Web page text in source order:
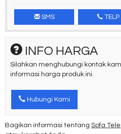
SMS TELP
INFO HARGA
Silahkan menghubungi kontak
informasi harga produk ini.
Hubungi Kami
Bagikan informasi tentang Sofa